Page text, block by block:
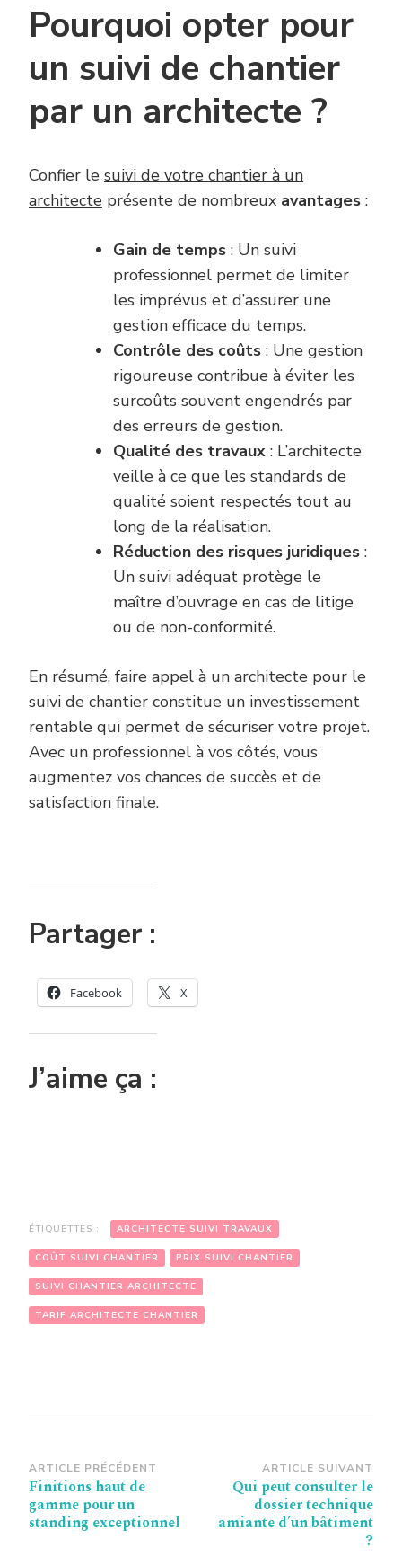
Pourquoi opter pour
un suivi de chantier
par un architecte ?
Confier le suivi de votre chantier à un
architecte présente de nombreux avantages :
Gain de temps : Un suivi
professionnel permet de limiter
les imprévus et d’assurer une
gestion efficace du temps.
Contrôle des coûts : Une gestion
rigoureuse contribue à éviter les
surcoûts souvent engendrés par
des erreurs de gestion.
Qualité des travaux : L’architecte
veille à ce que les standards de
qualité soient respectés tout au
long de la réalisation.
Réduction des risques juridiques :
Un suivi adéquat protège le
maître d’ouvrage en cas de litige
ou de non-conformité.
En résumé, faire appel à un architecte pour le
suivi de chantier constitue un investissement
rentable qui permet de sécuriser votre projet.
Avec un professionnel à vos côtés, vous
augmentez vos chances de succès et de
satisfaction finale.
Partager :
Facebook X
J’aime ça :
ÉTIQUETTES : ARCHITECTE SUIVI TRAVAUX
COÛT SUIVI CHANTIER PRIX SUIVI CHANTIER
SUIVI CHANTIER ARCHITECTE
TARIF ARCHITECTE CHANTIER
Navigation
d’article
ARTICLE PRÉCÉDENT
Finitions haut de
gamme pour un
standing exceptionnel
ARTICLE SUIVANT
Qui peut consulter le
dossier technique
amiante d’un bâtiment
?